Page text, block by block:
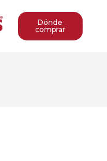
Dónde
comprar